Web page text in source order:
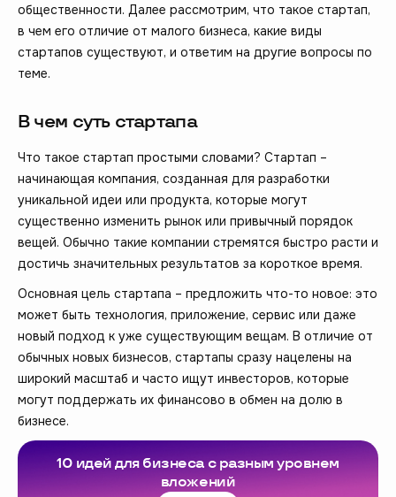
общественности. Далее рассмотрим, что такое стартап,
в чем его отличие от малого бизнеса, какие виды
стартапов существуют, и ответим на другие вопросы по
теме.
В чем суть стартапа
Что такое стартап простыми словами? Стартап –
начинающая компания, созданная для разработки
уникальной идеи или продукта, которые могут
существенно изменить рынок или привычный порядок
вещей. Обычно такие компании стремятся быстро расти и
достичь значительных результатов за короткое время.
Основная цель стартапа – предложить что-то новое: это
может быть технология, приложение, сервис или даже
новый подход к уже существующим вещам. В отличие от
обычных новых бизнесов, стартапы сразу нацелены на
широкий масштаб и часто ищут инвесторов, которые
могут поддержать их финансово в обмен на долю в
бизнесе.
10 идей для бизнеса с разным уровнем
вложений